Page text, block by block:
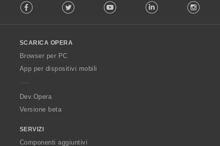
o
w
O
p
a
Facebook Twitter Youtube LinkedIn
SCARICA OPERA
Browser per PC
App per dispositivi mobili
Dev.Opera
Versione beta
SERVIZI
Componenti aggiuntivi